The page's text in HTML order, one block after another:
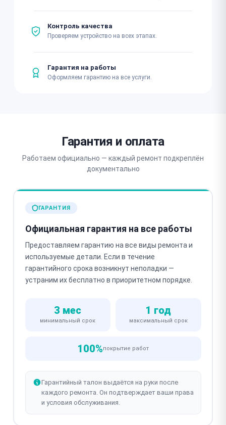
Контроль качества
Проверяем устройство на всех этапах.
Гарантия на работы
Оформляем гарантию на все услуги.
Гарантия и оплата
Работаем официально — каждый ремонт подкреплён
документально
ГАРАНТИЯ
Официальная гарантия на все работы
Предоставляем гарантию на все виды ремонта и
используемые детали. Если в течение
гарантийного срока возникнут неполадки —
устраним их бесплатно в приоритетном порядке.
3 мес
минимальный срок
1 год
максимальный срок
100%покрытие работ
Гарантийный талон выдаётся на руки после
каждого ремонта. Он подтверждает ваши права
и условия обслуживания.